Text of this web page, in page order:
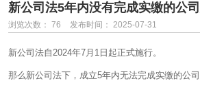
公司门店地址
新疆乌市新医路89号新星大厦14楼
新公司法5年内没有完成实缴的公
浏览次数： 76 发布时间： 2025-07-31
新公司法自2024年7月1日起正式施行。
那么新公司法下，成立5年内无法完成实缴的公